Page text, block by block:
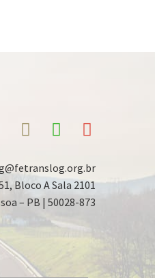
Bloco A Sala 2101
– PB | 50028-873